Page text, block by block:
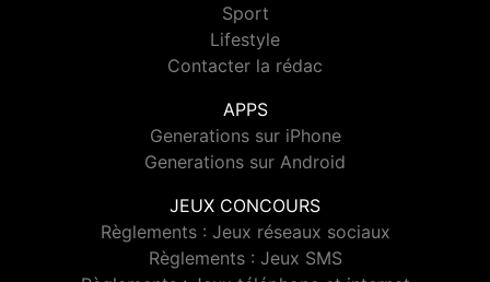
Sport
Lifestyle
Contacter la rédac
APPS
Generations sur iPhone
Generations sur Android
JEUX CONCOURS
Règlements : Jeux réseaux sociaux
Règlements : Jeux SMS